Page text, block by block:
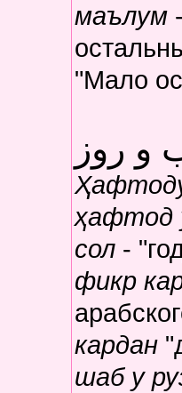
маълум
"Мало
و روز
ҳафтод
сол -
фикр
кардан
шаб у